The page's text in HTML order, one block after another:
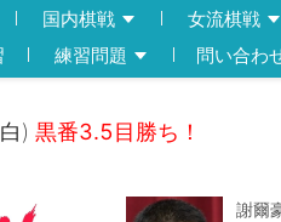
国内棋戦 女流棋戦
練習問題 問い合わ
白)黒番3.5目勝ち！
謝爾